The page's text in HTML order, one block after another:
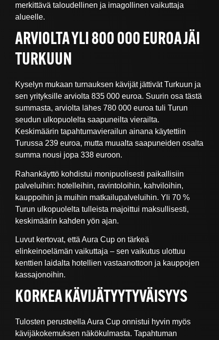
merkittävä taloudellinen ja imagollinen vaikuttaja
alueelle.
ARVIOLTA YLI 800 000 EUROA JÄI
TURKUUN
Kyselyn mukaan turnauksen kävijät jättivät Turkuun ja
sen yrityksille arviolta 835 000 euroa. Suurin osa tästä
summasta, arviolta lähes 780 000 euroa tuli Turun
seudun ulkopuolelta saapuneilta vierailta.
Keskimäärin tapahtumavierailun ainana käytettiin
Turussa 239 euroa, mutta muualta saapuneiden osalta
summa nousi jopa 338 euroon.
Rahankäyttö kohdistui monipuolisesti paikallisiin
palveluihin: hotelleihin, ravintoloihin, kahviloihin,
kauppoihin ja muihin matkailupalveluihin. Yli 70 %
Turun ulkopuolelta tulleista majoittui maksullisesti,
keskimäärin kahden yön ajan.
Luvut kertovat, että Aura Cup on tärkeä
elinkeinoelämän vaikuttaja – sen vaikutus ulottuu
kenttien laidalta hotellien vastaanottoon ja kauppojen
kassajonoihin.
KORKEA KÄVIJÄTYYTYVÄISYYS
Tulosten perusteella Aura Cup onnistui hyvin myös
kävijäkokemuksen näkökulmasta. Tapahtuman